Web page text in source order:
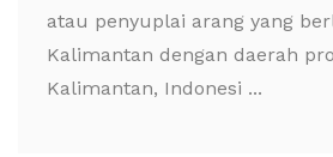
atau penyuplai arang yang
Kalimantan dengan daerah
Kalimantan, Indonesi ...